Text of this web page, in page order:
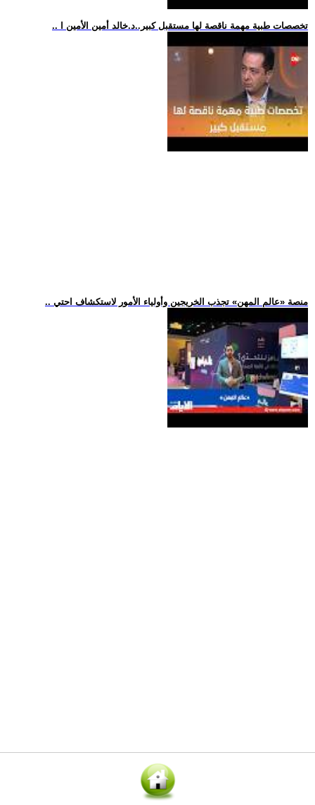
.. تخصصات طبية مهمة ناقصة لها مستقبل كبير..د.خالد أمين الأمين ا
.. منصة «عالم المهن» تجذب الخريجين وأولياء الأمور لاستكشاف احتي